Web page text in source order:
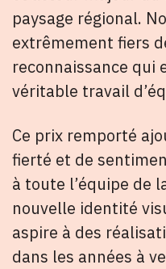
paysage régional.
extrêmement fiers
reconnaissance qui
véritable travail
Ce prix remporté
fierté et de
à toute l’équipe de
nouvelle identité
aspire à des
dans les années à